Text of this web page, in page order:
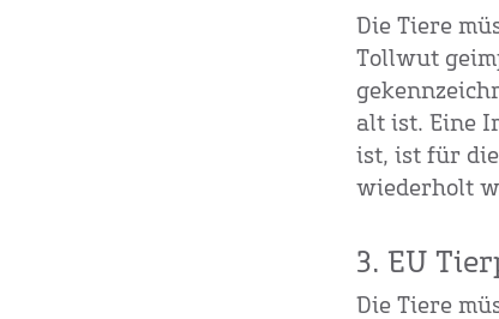
Die Tiere
Tollwut
alt ist. Eine
ist, ist für
wiederholt
3. EU
Die Tiere